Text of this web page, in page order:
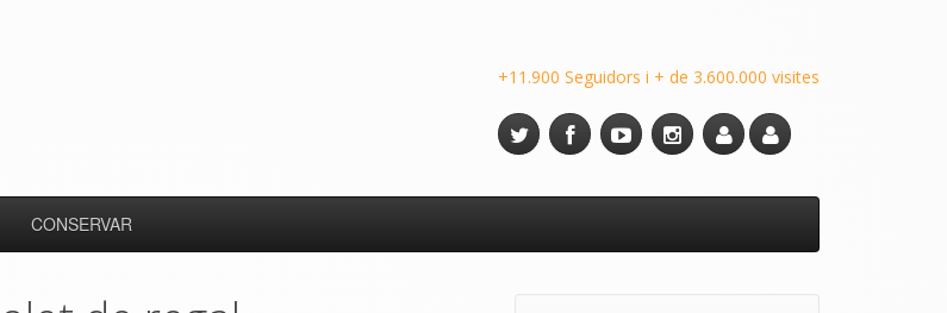
+11.900 Seguidors i + de 3.600.000 visites
CONSERVAR